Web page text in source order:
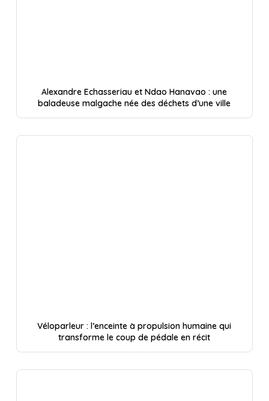
Alexandre Echasseriau et Ndao Hanavao : une
baladeuse malgache née des déchets d’une ville
Véloparleur : l’enceinte à propulsion humaine qui
transforme le coup de pédale en récit